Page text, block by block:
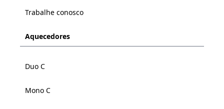
Trabalhe conosco
Aquecedores
Duo C
Mono C